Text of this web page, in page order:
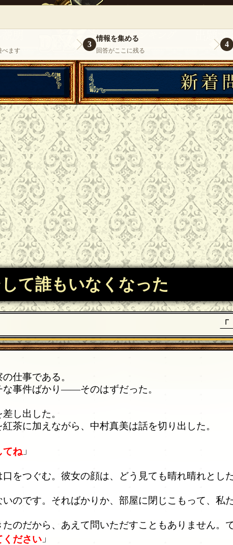
て誰もいなくなった
べます
3
情報を集める
回答がここに残る
4
仕事である。
事件ばかり――そのはずだった。
し出した。
茶に加えながら、中村真美は話を切り出した。
てね 」
をつぐむ。彼女の顔は、どう見ても晴れ晴れとし
です。そればかりか、部屋に閉じこもって、私
のだから、あえて問いただすこともありません
ください」